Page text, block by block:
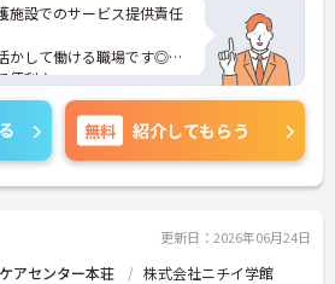
施設でのサービス提供責任
かして働ける職場です◎マ
便利♪
5時間と少ないので、勤務
れます◎
のポイントをお伝えします
無料 紹介してもらう
更新日：2026年06月24日
アセンター本荘 株式会社ニチイ学館